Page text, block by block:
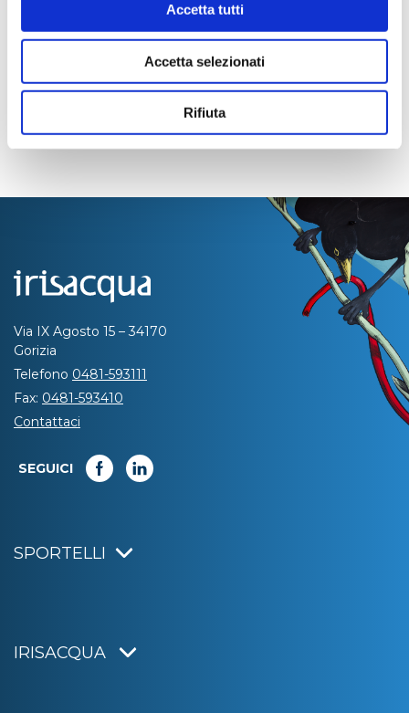
Accetta tutti
Accetta selezionati
Rifiuta
Pagina aggiornata il 04/08/2020
Via IX Agosto 15 – 34170
Gorizia
Telefono 0481-593111
Fax: 0481-593410
Contattaci
SEGUICI
SPORTELLI
IRISACQUA